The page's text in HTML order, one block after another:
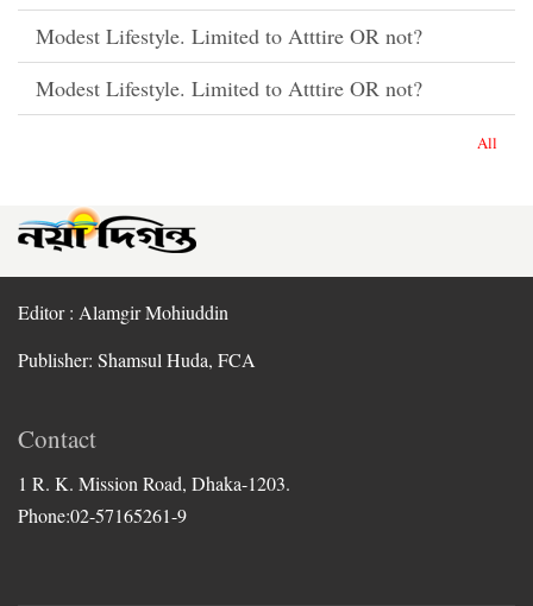
Modest Lifestyle. Limited to Atttire OR not?
Modest Lifestyle. Limited to Atttire OR not?
All
Editor : Alamgir Mohiuddin
Publisher: Shamsul Huda, FCA
Contact
1 R. K. Mission Road, Dhaka-1203.
Phone:02-57165261-9